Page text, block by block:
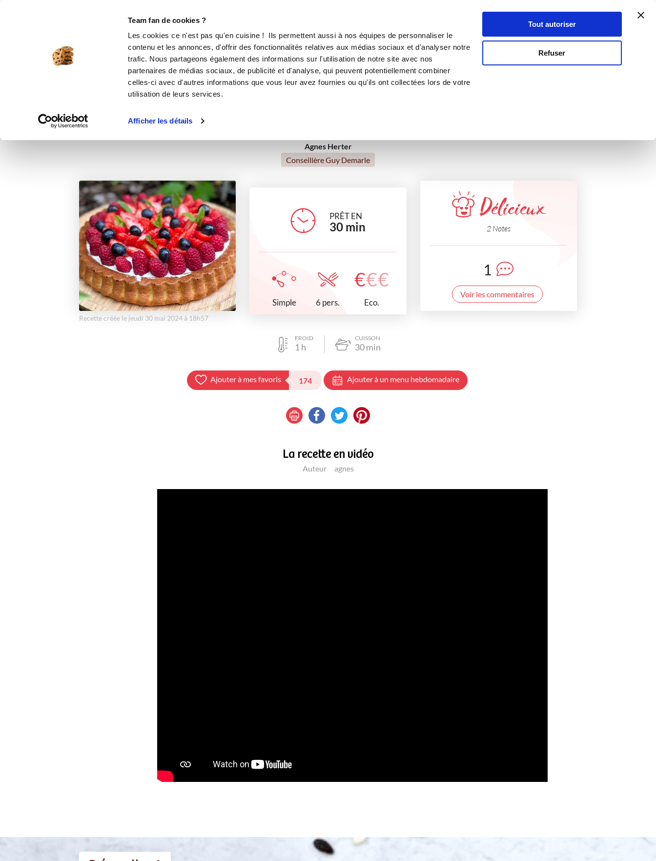
Team fan de cookies ?
Les cookies ce n'est pas qu'en cuisine ! Ils permettent aussi à nos équipes de personnaliser le
contenu et les annonces, d'offrir des fonctionnalités relatives aux médias sociaux et d'analyser notre
trafic. Nous partageons également des informations sur l'utilisation de notre site avec nos
partenaires de médias sociaux, de publicité et d'analyse, qui peuvent potentiellement combiner
celles-ci avec d'autres informations que vous leur avez fournies ou qu'ils ont collectées lors de votre
utilisation de leurs services.
Afficher les détails
Tout autoriser
Refuser
Se connecter
Tarte aux fruits frais de saison
desserts Printemps Tea time Petits gourmands Pour recevoir
Recettes traditionnelles
Agnes Herter
Conseillère Guy Demarle
Recette créée le jeudi 30 mai 2024 à 18h57
PRÊT EN
30 min
Simple 6 pers.
€€€
Eco.
Délicieux
2 Notes
1
Voir les commentaires
FROID
1 h
CUISSON
30min
Ajouter à mes favoris 174 Ajouter à un menu hebdomadaire
La recette en vidéo
Auteur agnes